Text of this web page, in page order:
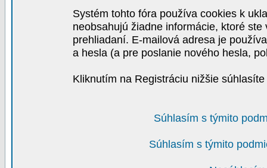
Systém tohto fóra používa cookies k
neobsahujú žiadne informácie, ktoré
prehliadaní. E-mailová adresa je
a hesla (a pre poslanie nového hesla,
Kliknutím na Registráciu nižšie
Súhlasím s týmito
Súhlasím s týmito